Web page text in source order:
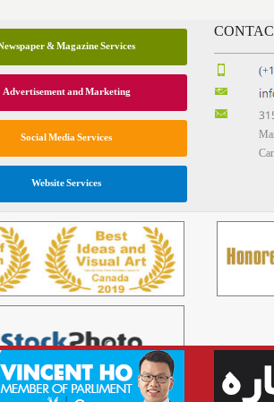
& Magazine Services
Advertisement and Marketing
Social Media Services
Website Services